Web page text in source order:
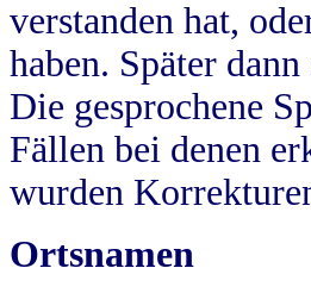
verstanden hat,
haben. Später
Die gesprochene
Fällen bei denen
wurden
Ortsnamen